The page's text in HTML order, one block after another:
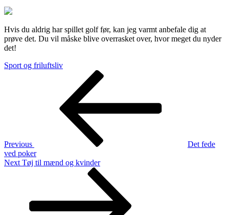
Hvis du aldrig har spillet golf før, kan jeg varmt anbefale dig at
prøve det. Du vil måske blive overrasket over, hvor meget du nyder
det!
Sport og friluftsliv
Indlægsnavigation
Previous
Det fede
ved poker
Next
Next Tøj til mænd og kvinder